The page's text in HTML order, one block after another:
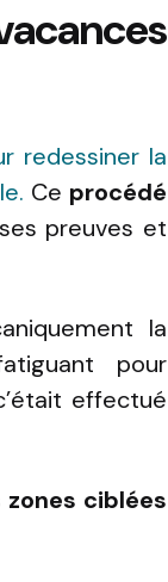
redessiner la
Ce procédé
preuves et
la
pour
effectué
zones ciblées